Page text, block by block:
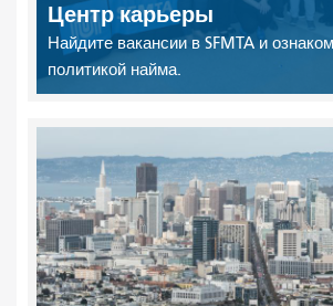
Центр карьеры
Найдите вакансии в SFMTA и
политикой найма.